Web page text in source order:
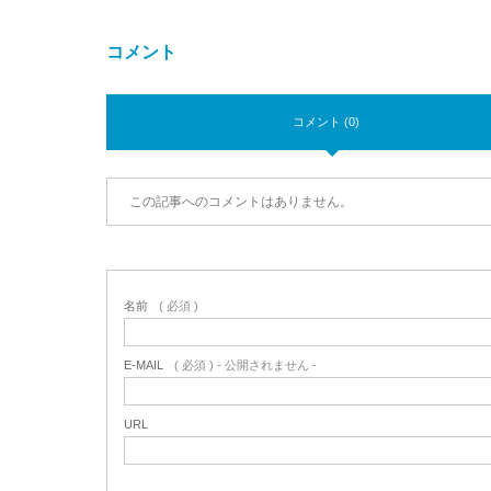
コメント
コメント (0)
この記事へのコメントはありません。
名前 ( 必須 )
E-MAIL ( 必須 ) - 公開されません -
URL